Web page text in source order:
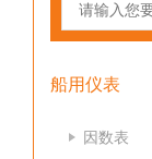
船用仪表
因数表